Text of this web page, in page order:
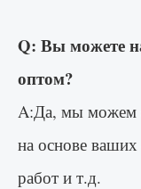
Q: Вы можете
оптом?
A:Да, мы можем
на основе
работ и т.д.